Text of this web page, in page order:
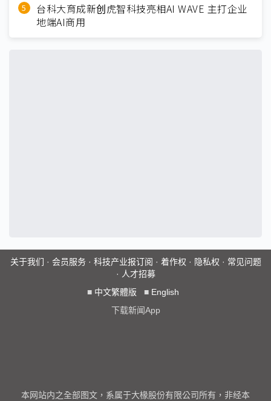
台科大育成新创虎智科技亮相AI WAVE 主打企业
地端AI商用
关于我们 · 会员服务· 科技产业报订阅 · 着作权 · 隐私权 · 常见问题
· 人才招募
■ 中文繁體版 ■ English
下载新闻App
本网站内之全部图文，系属于大椽股份有限公司所有，非经本